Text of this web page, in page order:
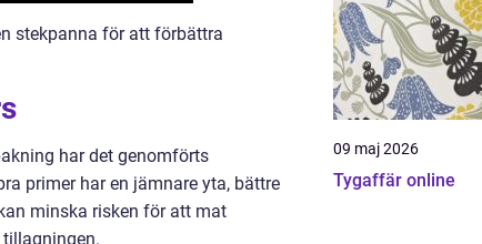
stekpanna för att förbättra
har det genomförts
primer har en jämnare yta, bättre
minska risken för att mat
09 maj 2026
Tygaffär online